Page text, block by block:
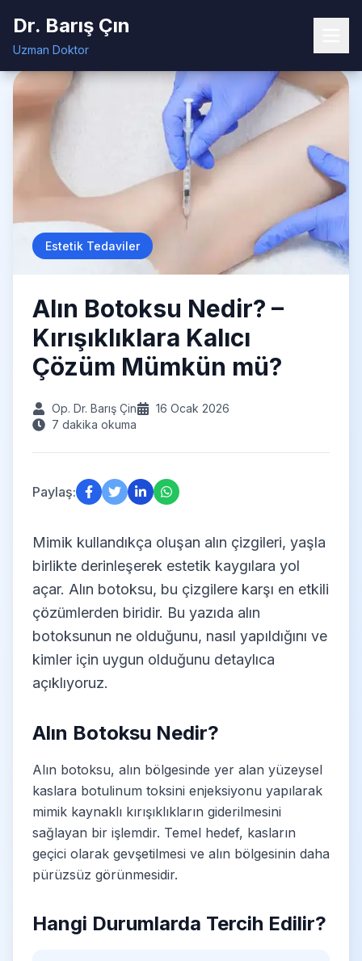
Dr. Barış Çın
Uzman Doktor
Dr. Barış Çın
Uzman Doktor
Ana Sayfa Blog
Estetik Tedaviler
Alın Botoksu Nedir? –
Kırışıklıklara Kalıcı
Çözüm Mümkün mü?
Op. Dr. Barış Çin
16 Ocak 2026
7 dakika okuma
Paylaş:
Mimik kullandıkça oluşan alın çizgileri, yaşla
birlikte derinleşerek estetik kaygılara yol
açar. Alın botoksu, bu çizgilere karşı en etkili
çözümlerden biridir. Bu yazıda alın
botoksunun ne olduğunu, nasıl yapıldığını ve
kimler için uygun olduğunu detaylıca
açıklıyoruz.
Alın Botoksu Nedir?
Alın botoksu, alın bölgesinde yer alan yüzeysel
kaslara botulinum toksini enjeksiyonu yapılarak
mimik kaynaklı kırışıklıkların giderilmesini
sağlayan bir işlemdir. Temel hedef, kasların
geçici olarak gevşetilmesi ve alın bölgesinin daha
pürüzsüz görünmesidir.
Hangi Durumlarda Tercih Edilir?